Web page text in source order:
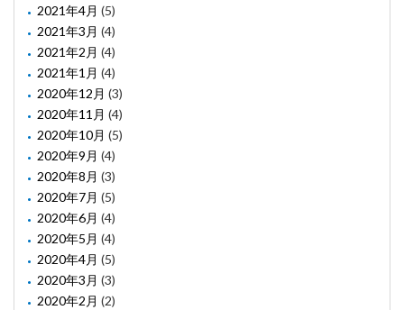
2021年4月 (5)
2021年3月 (4)
2021年2月 (4)
2021年1月 (4)
2020年12月 (3)
2020年11月 (4)
2020年10月 (5)
2020年9月 (4)
2020年8月 (3)
2020年7月 (5)
2020年6月 (4)
2020年5月 (4)
2020年4月 (5)
2020年3月 (3)
2020年2月 (2)